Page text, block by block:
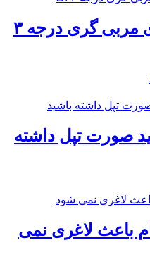
کلاس تئوری مربی گری درجه ۳
صورت تپل داشته
باعث لاغری نمی